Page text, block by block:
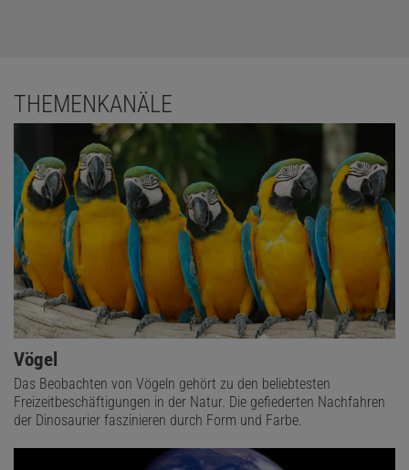
THEMENKANÄLE
Vögel
Das Beobachten von Vögeln gehört zu den beliebtesten
Freizeitbeschäftigungen in der Natur. Die gefiederten Nachfahren
der Dinosaurier faszinieren durch Form und Farbe.